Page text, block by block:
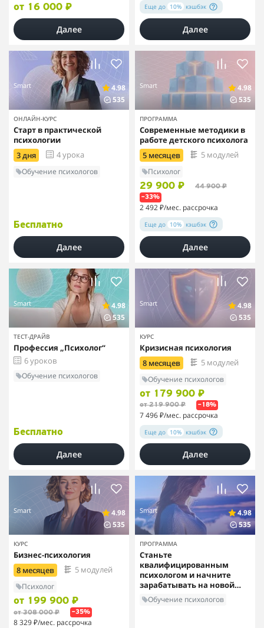
от 16 000 ₽
Далее
Еще до 10% кэшбэк
Далее
Smart
4.98
535
ОНЛАЙН-КУРС
Старт в практической
психологии
3 дня
4 урока
Обучение психологов
Бесплатно
Далее
Smart
4.98
535
ПРОГРАММА
Современные методики в
работе детского психолога
5 месяцев
5 модулей
Психолог
29 900 ₽ 44 900 ₽
–33%
2 492 ₽/мес. рассрочка
Еще до 10% кэшбэк
Далее
Smart
4.98
535
ТЕСТ-ДРАЙВ
Профессия „Психолог“
6 уроков
Обучение психологов
Бесплатно
Далее
Smart
4.98
535
КУРС
Кризисная психология
8 месяцев
5 модулей
Обучение психологов
от 179 900 ₽
от 219 900 ₽ –18%
7 496 ₽/мес. рассрочка
Еще до 10% кэшбэк
Далее
Smart
4.98
535
КУРС
Бизнес-психология
8 месяцев
5 модулей
Психолог
от 199 900 ₽
от 308 000 ₽ –35%
8 329 ₽/мес. рассрочка
Smart
4.98
535
ПРОГРАММА
Станьте
квалифицированным
психологом и начните
зарабатывать на новой
профессии
Обучение психологов